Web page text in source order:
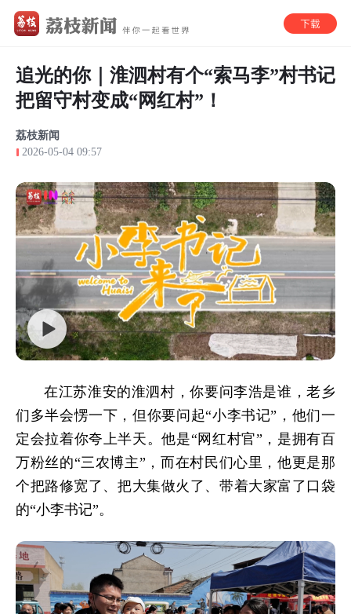
追光的你｜淮泗村有个“索马李”村书记
把留守村变成“网红村”！
荔枝新闻
2026-05-04 09:57
在江苏淮安的淮泗村，你要问李浩是谁，老乡
们多半会愣一下，但你要问起“小李书记”，他们一
定会拉着你夸上半天。他是“网红村官”，是拥有百
万粉丝的“三农博主”，而在村民们心里，他更是那
个把路修宽了、把大集做火了、带着大家富了口袋
的“小李书记”。